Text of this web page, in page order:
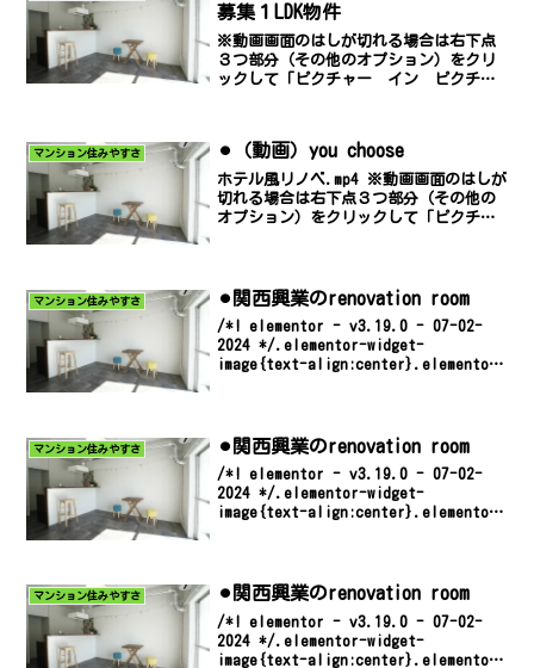
募集１LDK物件
※動画画面のはしが切れる場合は右下点
３つ部分（その他のオプション）をクリ
ックして「ピクチャー イン ピクチャ
んか。賃料65,000円...
マンション住みやすさ ⚫︎（動画）you choose
ホテル風リノベ.mp4 ※動画画面のはしが
切れる場合は右下点３つ部分（その他の
オプション）をクリックして「ピクチャ
マンション住みやすさ ⚫︎関西興業のrenovation room
/*! elementor - v3.19.0 - 07-02-
2024 */.elementor-widget-
image{text-align:center}.elementor-
マンション住みやすさ ⚫︎関西興業のrenovation room
/*! elementor - v3.19.0 - 07-02-
2024 */.elementor-widget-
image{text-align:center}.elementor-
マンション住みやすさ ⚫︎関西興業のrenovation room
/*! elementor - v3.19.0 - 07-02-
2024 */.elementor-widget-
image{text-align:center}.elementor-